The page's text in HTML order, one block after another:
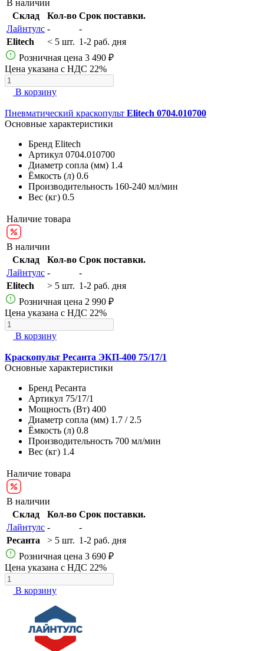
В наличии
Склад
Кол-во Срок поставки.
Лайнтулс -
-
Elitech
< 5 шт. 1-2 раб. дня
Розничная цена 3 490 ₽
Цена указана с НДС 22%
В корзину
Пневматический краскопульт Elitech 0704.010700
Основные характеристики
Бренд Elitech
Артикул 0704.010700
Диаметр сопла (мм) 1.4
Ёмкость (л) 0.6
Производительность 160-240 мл/мин
Вес (кг) 0.5
Наличие товара
В наличии
Склад
Кол-во Срок поставки.
Лайнтулс -
-
Elitech
> 5 шт. 1-2 раб. дня
Розничная цена 2 990 ₽
Цена указана с НДС 22%
В корзину
Краскопульт Ресанта ЭКП-400 75/17/1
Основные характеристики
Бренд Ресанта
Артикул 75/17/1
Мощность (Вт) 400
Диаметр сопла (мм) 1.7 / 2.5
Ёмкость (л) 0.8
Производительность 700 мл/мин
Вес (кг) 1.4
Наличие товара
В наличии
Склад
Кол-во Срок поставки.
Лайнтулс -
-
Ресанта
> 5 шт. 1-2 раб. дня
Розничная цена 3 690 ₽
Цена указана с НДС 22%
В корзину